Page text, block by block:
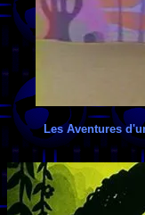
Les Aventures